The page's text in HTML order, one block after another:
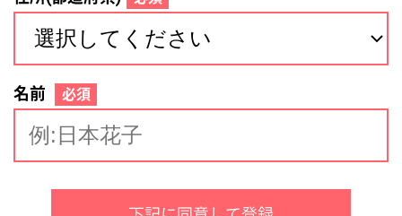
サイトマップ 利用規約
プライバシーポリシー 運営会社
採用ご担当者様へ
ライフワンズ株式会社 ( 厚生労働大臣許可 )13- ユ -303765
Copyright©LifeOnes Ltd. All Rights Reserved